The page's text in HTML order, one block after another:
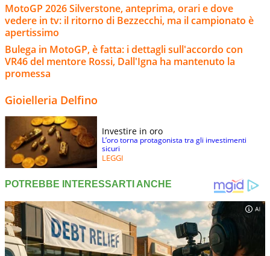
MotoGP 2026 Silverstone, anteprima, orari e dove
vedere in tv: il ritorno di Bezzecchi, ma il campionato è
apertissimo
Bulega in MotoGP, è fatta: i dettagli sull'accordo con
VR46 del mentore Rossi, Dall'Igna ha mantenuto la
promessa
Gioielleria Delfino
Investire in oro
L’oro torna protagonista tra gli investimenti
sicuri
LEGGI